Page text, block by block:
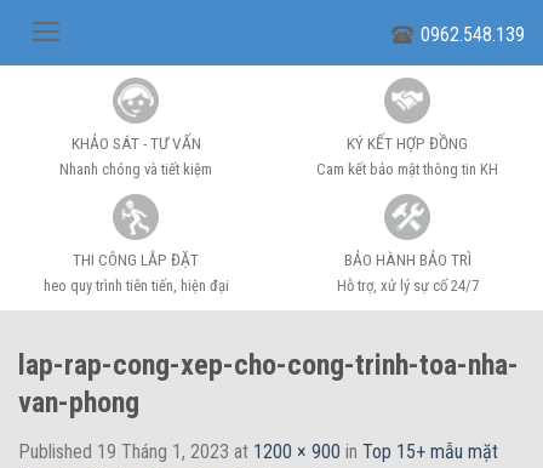
0962.548.139
KHẢO SÁT - TƯ VẤN
Nhanh chóng và tiết kiệm
KÝ KẾT HỢP ĐỒNG
Cam kết bảo mật thông tin KH
THI CÔNG LẮP ĐẶT
heo quy trình tiên tiến, hiện đại
BẢO HÀNH BẢO TRÌ
Hỗ trợ, xử lý sự cố 24/7
lap-rap-cong-xep-cho-cong-trinh-toa-nha-
van-phong
Published 19 Tháng 1, 2023 at 1200 × 900 in Top 15+ mẫu mặt